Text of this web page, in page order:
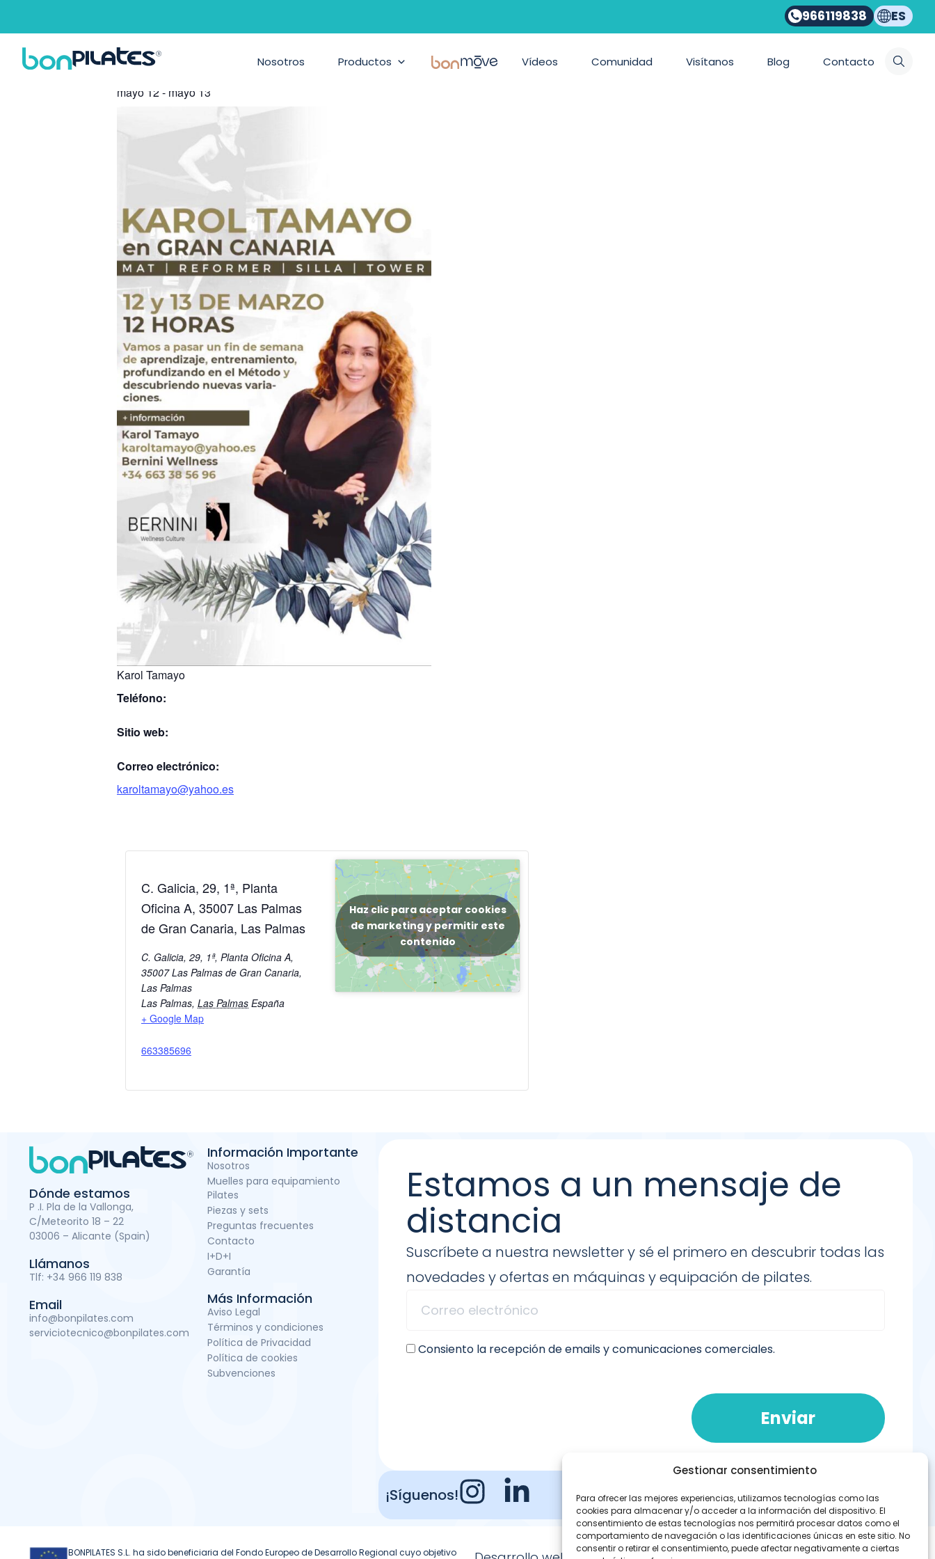
Gestionar consentimiento
Para ofrecer las mejores experiencias, utilizamos tecnologías como las
cookies para almacenar y/o acceder a la información del dispositivo. El
consentimiento de estas tecnologías nos permitirá procesar datos como el
comportamiento de navegación o las identificaciones únicas en este sitio. No
consentir o retirar el consentimiento, puede afectar negativamente a ciertas
966119838 ES
Nosotros Productos BonMove Vídeos Comunidad Visítanos Blog Contacto
KAROL TAMAYO
Formación y Eventos
mayo 12- mayo 13
Karol Tamayo
Teléfono:
Sitio web:
Correo electrónico:
karoltamayo@yahoo.es
C. Galicia, 29, 1ª, Planta
Oficina A, 35007 Las Palmas
de Gran Canaria, Las Palmas
C. Galicia, 29, 1ª, Planta Oficina A,
35007 Las Palmas de Gran Canaria,
Las Palmas
Las Palmas, Las Palmas España
+ Google Map
663385696
Haz clic para aceptar cookies
de marketing y permitir este
contenido
Dónde estamos
P .I. Pla de la Vallonga,
C/Meteorito 18 – 22
03006 – Alicante (Spain)
Llámanos
Tlf: +34 966 119 838
Email
info@bonpilates.com
serviciotecnico@bonpilates.com
Información Importante
Nosotros
Muelles para equipamiento
Pilates
Piezas y sets
Preguntas frecuentes
Contacto
I+D+I
Garantía
Más Información
Aviso Legal
Términos y condiciones
Política de Privacidad
Política de cookies
Subvenciones
Estamos a un mensaje de
distancia
Suscríbete a nuestra newsletter y sé el primero en descubrir todas las
novedades y ofertas en máquinas y equipación de pilates.
Consiento la recepción de emails y comunicaciones comerciales.
Enviar
¡Síguenos!
BONPILATES S.L. ha sido beneficiaria del Fondo Europeo de Desarrollo Regional cuyo objetivo